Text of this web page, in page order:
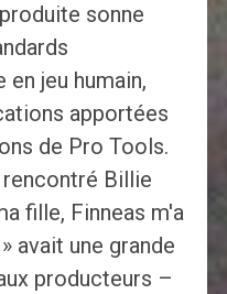
sonne
jeu humain,
apportées
de Pro Tools.
rencontré Billie
fille, Finneas m'a
avait une grande
producteurs –